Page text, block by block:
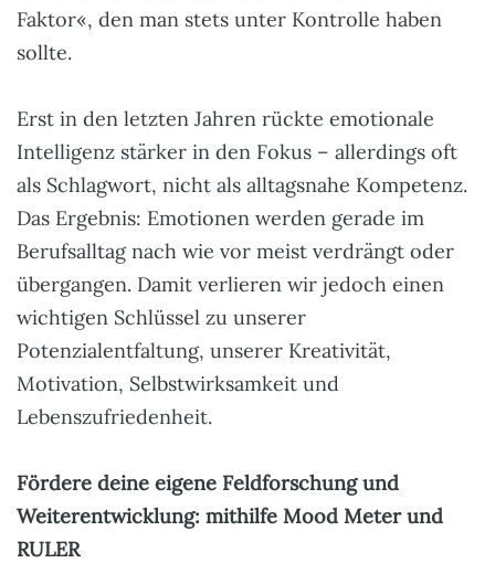
Faktor«, den man stets unter Kontrolle haben
sollte.
Erst in den letzten Jahren rückte emotionale
Intelligenz stärker in den Fokus – allerdings oft
als Schlagwort, nicht als alltagsnahe Kompetenz.
Das Ergebnis: Emotionen werden gerade im
Berufsalltag nach wie vor meist verdrängt oder
übergangen. Damit verlieren wir jedoch einen
wichtigen Schlüssel zu unserer
Potenzialentfaltung, unserer Kreativität,
Motivation, Selbstwirksamkeit und
Lebenszufriedenheit.
Fördere deine eigene Feldforschung und
Weiterentwicklung: mithilfe Mood Meter und
RULER